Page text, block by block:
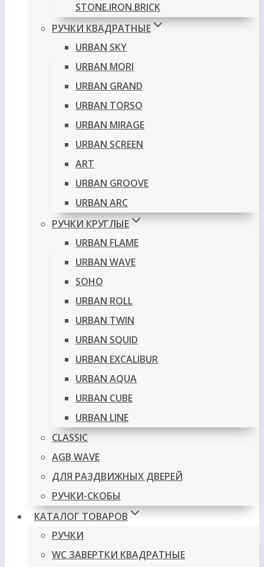
STONE.IRON.BRICK
РУЧКИ КВАДРАТНЫЕ
URBAN SKY
URBAN MORI
URBAN GRAND
URBAN TORSO
URBAN MIRAGE
URBAN SCREEN
ART
URBAN GROOVE
URBAN ARC
РУЧКИ КРУГЛЫЕ
URBAN FLAME
URBAN WAVE
SOHO
URBAN ROLL
URBAN TWIN
URBAN SQUID
URBAN EXCALIBUR
URBAN AQUA
URBAN CUBE
URBAN LINE
CLASSIC
AGB WAVE
ДЛЯ РАЗДВИЖНЫХ ДВЕРЕЙ
РУЧКИ-СКОБЫ
КАТАЛОГ ТОВАРОВ
РУЧКИ
WC ЗАВЕРТКИ КВАДРАТНЫЕ